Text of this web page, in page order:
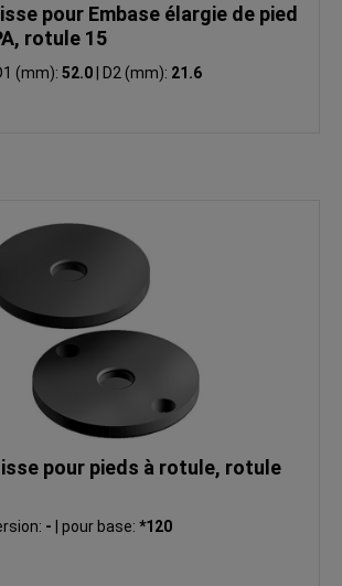
pour Embase élargie de pied
rotule 15
(mm): 52.0 D2 (mm): 21.6
pour pieds à rotule, rotule
- pour base: *120